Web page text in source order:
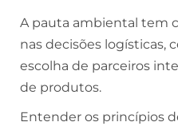
A pauta ambiental tem
nas decisões logísticas,
escolha de parceiros
de produtos.
Entender os princípios